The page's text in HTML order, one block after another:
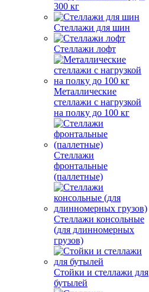
300 кг
Стеллажи для шин
Стеллажи лофт
Металлические
стеллажи с нагрузкой
на полку до 100 кг
Стеллажи
фронтальные
(паллетные)
Стеллажи консольные
(для длинномерных
грузов)
Стойки и стеллажи для
бутылей